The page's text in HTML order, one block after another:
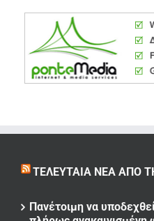
ΤΕΛΕΥΤΑΊΑ ΝΈΑ ΑΠΌ
Πανέτοιμη να